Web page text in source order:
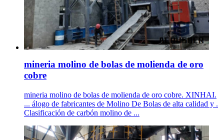
mineria molino de bolas de molienda de oro
cobre
mineria molino de bolas de molienda de oro cobre. XINHAI.
... álogo de fabricantes de Molino De Bolas de alta calidad y .
Clasificación de carbón molino de ...